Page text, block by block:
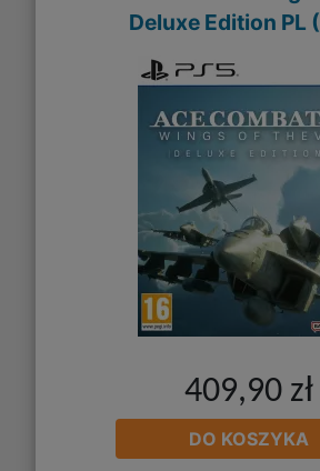
Deluxe Edition PL
409,90 zł
DO KOSZYKA